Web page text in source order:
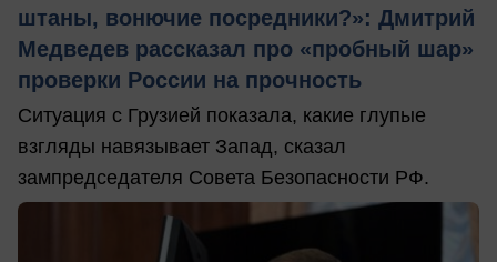
штаны, вонючие посредники?»: Дмитрий
Медведев рассказал про «пробный шар»
проверки России на прочность
Ситуация с Грузией показала, какие глупые
взгляды навязывает Запад, сказал
зампредседателя Совета Безопасности РФ.